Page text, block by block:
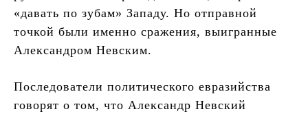
«давать по зубам» Западу. Но отправной
точкой были именно сражения, выигранные
Александром Невским.
Последователи политического евразийства
говорят о том, что Александр Невский